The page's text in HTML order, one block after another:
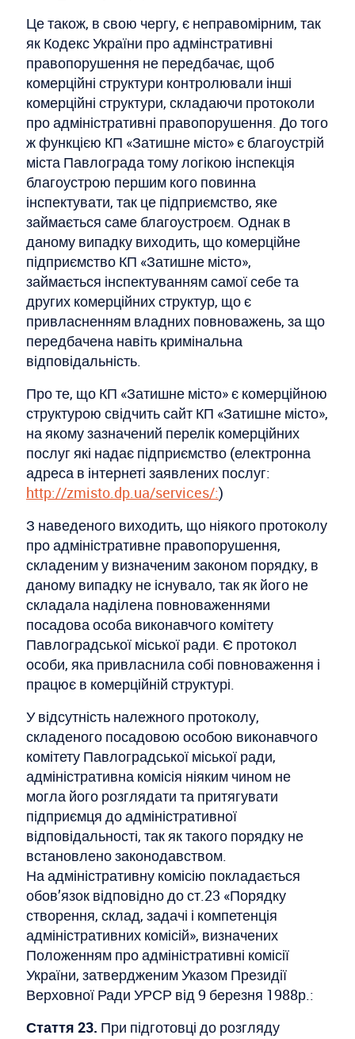
Це також, в свою чергу, є неправомірним, так
як Кодекс України про адмінстративні
правопорушення не передбачає, щоб
комерційні структури контролювали інші
комерційні структури, складаючи протоколи
про адміністративні правопорушення. До того
ж функцією КП «Затишне місто» є благоустрій
міста Павлограда тому логікою інспекція
благоустрою першим кого повинна
інспектувати, так це підприємство, яке
займається саме благоустроєм. Однак в
даному випадку виходить, що комерційне
підприємство КП «Затишне місто»,
займається інспектуванням самої себе та
других комерційних структур, що є
привласненням владних повноважень, за що
передбачена навіть кримінальна
відповідальність.
Про те, що КП «Затишне місто» є комерційною
структурою свідчить сайт КП «Затишне місто»,
на якому зазначений перелік комерційних
послуг які надає підприємство (електронна
адреса в інтернеті заявлених послуг:
http://zmisto.dp.ua/services/:)
З наведеного виходить, що ніякого протоколу
про адміністративне правопорушення,
складеним у визначеним законом порядку, в
даному випадку не існувало, так як його не
складала наділена повноваженнями
посадова особа виконавчого комітету
Павлоградської міської ради. Є протокол
особи, яка привласнила собі повноваження і
працює в комерційній структурі.
У відсутність належного протоколу,
складеного посадовою особою виконавчого
комітету Павлоградської міської ради,
адміністративна комісія ніяким чином не
могла його розглядати та притягувати
підприємця до адміністративної
відповідальності, так як такого порядку не
встановлено законодавством.
На адміністративну комісію покладається
обов’язок відповідно до ст.23 «Порядку
створення, склад, задачі і компетенція
адміністративних комісій», визначених
Положенням про адміністративні комісії
України, затвердженим Указом Президії
Верховної Ради УРСР від 9 березня 1988р.:
Стаття 23. При підготовці до розгляду